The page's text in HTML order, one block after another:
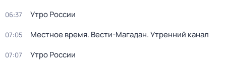
06:37 Утро России
07:05 Местное время. Вести-Магадан. Утренний канал
07:07 Утро России